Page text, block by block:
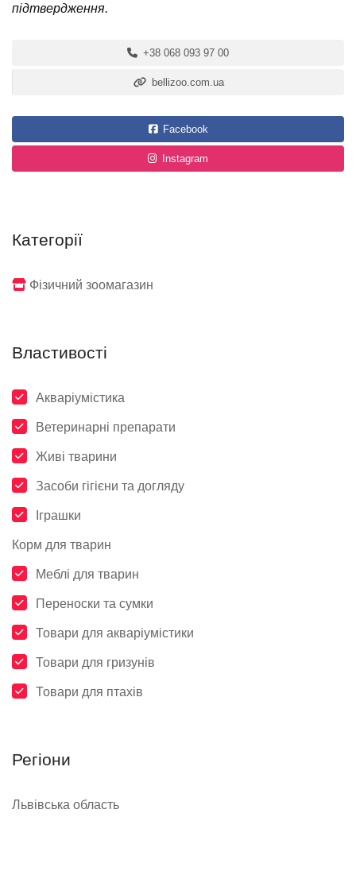
підтвердження.
+38 068 093 97 00
bellizoo.com.ua
Facebook
Instagram
Категорії
Фізичний зоомагазин
Властивості
Акваріумістика
Ветеринарні препарати
Живі тварини
Засоби гігієни та догляду
Іграшки
Корм для тварин
Меблі для тварин
Переноски та сумки
Товари для акваріумістики
Товари для гризунів
Товари для птахів
Регіони
Львівська область